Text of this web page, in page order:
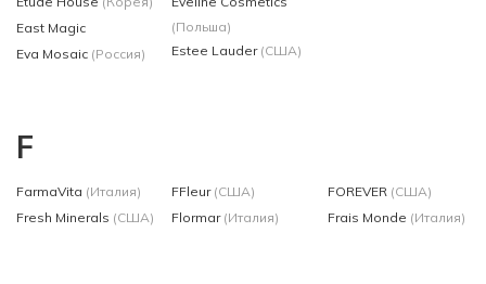
East Magic
Eva Mosaic (Россия)
(Польша)
Estee Lauder (США)
F
FarmaVita (Италия)
Fresh Minerals (США)
FFleur (США)
Flormar (Италия)
FOREVER (США)
Frais Monde (Италия)